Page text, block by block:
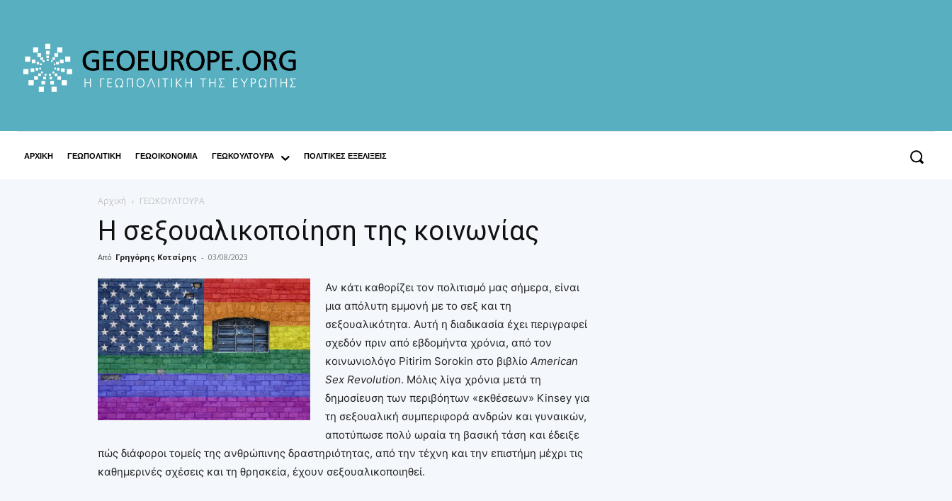
ΑΡΧΙΚΗ ΓΕΩΠΟΛΙΤΙΚΗ ΓΕΩΟΙΚΟΝΟΜΙΑ ΓΕΩΚΟΥΛΤΟΥΡΑ ΠΟΛΙΤΙΚΕΣ ΕΞΕΛΙΞΕΙΣ
Αρχική ΓΕΩΚΟΥΛΤΟΥΡΑ
Η σεξουαλικοποίηση της κοινωνίας
Από Γρηγόρης Κοτσίρης - 03/08/2023
Αν κάτι καθορίζει τον πολιτισμό μας σήμερα, είναι
μια απόλυτη εμμονή με το σεξ και τη
σεξουαλικότητα. Αυτή η διαδικασία έχει περιγραφεί
σχεδόν πριν από εβδομήντα χρόνια, από τον
κοινωνιολόγο Pitirim Sorokin στο βιβλίο American
Sex Revolution. Μόλις λίγα χρόνια μετά τη
δημοσίευση των περιβόητων «εκθέσεων» Kinsey για
τη σεξουαλική συμπεριφορά ανδρών και γυναικών,
αποτύπωσε πολύ ωραία τη βασική τάση και έδειξε
πώς διάφοροι τομείς της ανθρώπινης δραστηριότητας, από την τέχνη και την επιστήμη μέχρι τις
καθημερινές σχέσεις και τη θρησκεία, έχουν σεξουαλικοποιηθεί.